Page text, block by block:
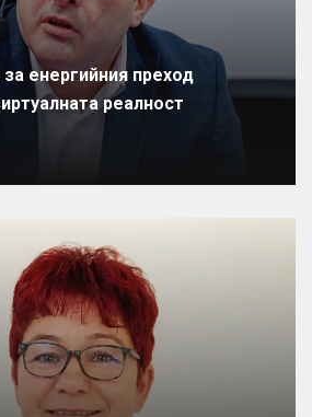
енергийния преход
реалност